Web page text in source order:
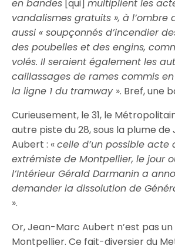
en bandes [qui]multiplient les
vandalismes gratuits », à l’ombre
aussi « soupçonnés d’incendier
des poubelles et des engins,
volés. Il seraient également les
caillassages de rames commis en
la ligne 1 du tramway ». Bref, une
Curieusement, le 31, le
autre piste du 28, sous la plume
Aubert : «celle d’un possible acte
extrémiste de Montpellier, le jour
l’Intérieur Gérald Darmanin a
demander la dissolution de
».
Or, Jean-Marc Aubert n’est pas
Montpellier. Ce fait-diversier du